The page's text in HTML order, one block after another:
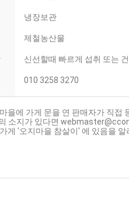
냉장보관
제철농산물
신선할때 빠르게 섭취 또는
010 3258 3270
을에 가게 문을 연 판매자가 직접
소지가 있다면
게 '오지마을 참살이' 에 있음을 알